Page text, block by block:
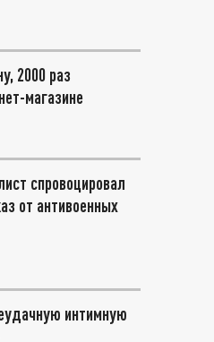
2000 раз
магазине
спровоцировал
от антивоенных
интимную